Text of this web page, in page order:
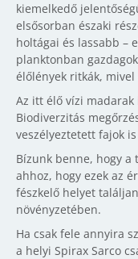
kiemelkedő
elsősorban északi
holtágai és lassabb –
planktonban
élőlények ritkák,
Az itt élő vízi
Biodiverzitás
veszélyeztetett fajok
Bízunk benne, hogy
ahhoz, hogy ezek az
fészkelő helyet
növényzetében.
Ha csak fele annyira
a helyi Spirax Sarco